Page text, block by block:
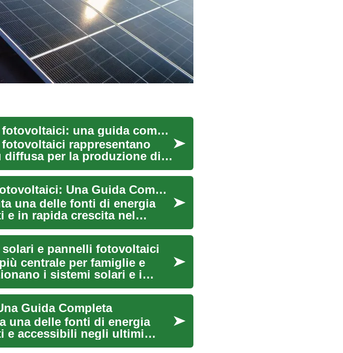
I sistemi solari e i pannelli fotovoltaici: una guida completa
rappresentano
per la produzione di
Sistemi Solari e Pannelli Fotovoltaici: Una Guida Completa
una delle fonti di energia
e in rapida crescita nel
e pannelli fotovoltaici
centrale per famiglie e
i sistemi solari e i
Guida Completa
una delle fonti di energia
e accessibili negli ultimi